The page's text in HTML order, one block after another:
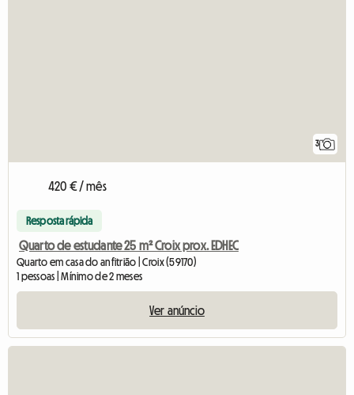
3
420 € / mês
Resposta rápida
Quarto de estudante 25 m² Croix prox. EDHEC
Quarto em casa do anfitrião | Croix (59170)
1 pessoas | Mínimo de 2 meses
Ver anúncio